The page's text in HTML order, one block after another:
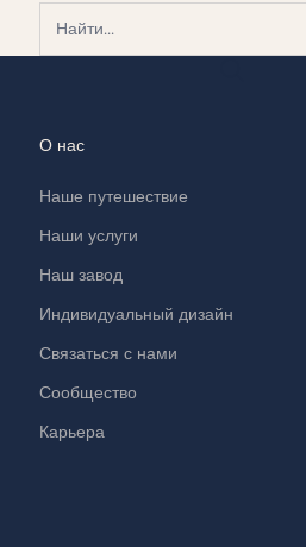
О нас
Наше путешествие
Наши услуги
Наш завод
Индивидуальный дизайн
Связаться с нами
Сообщество
Карьера